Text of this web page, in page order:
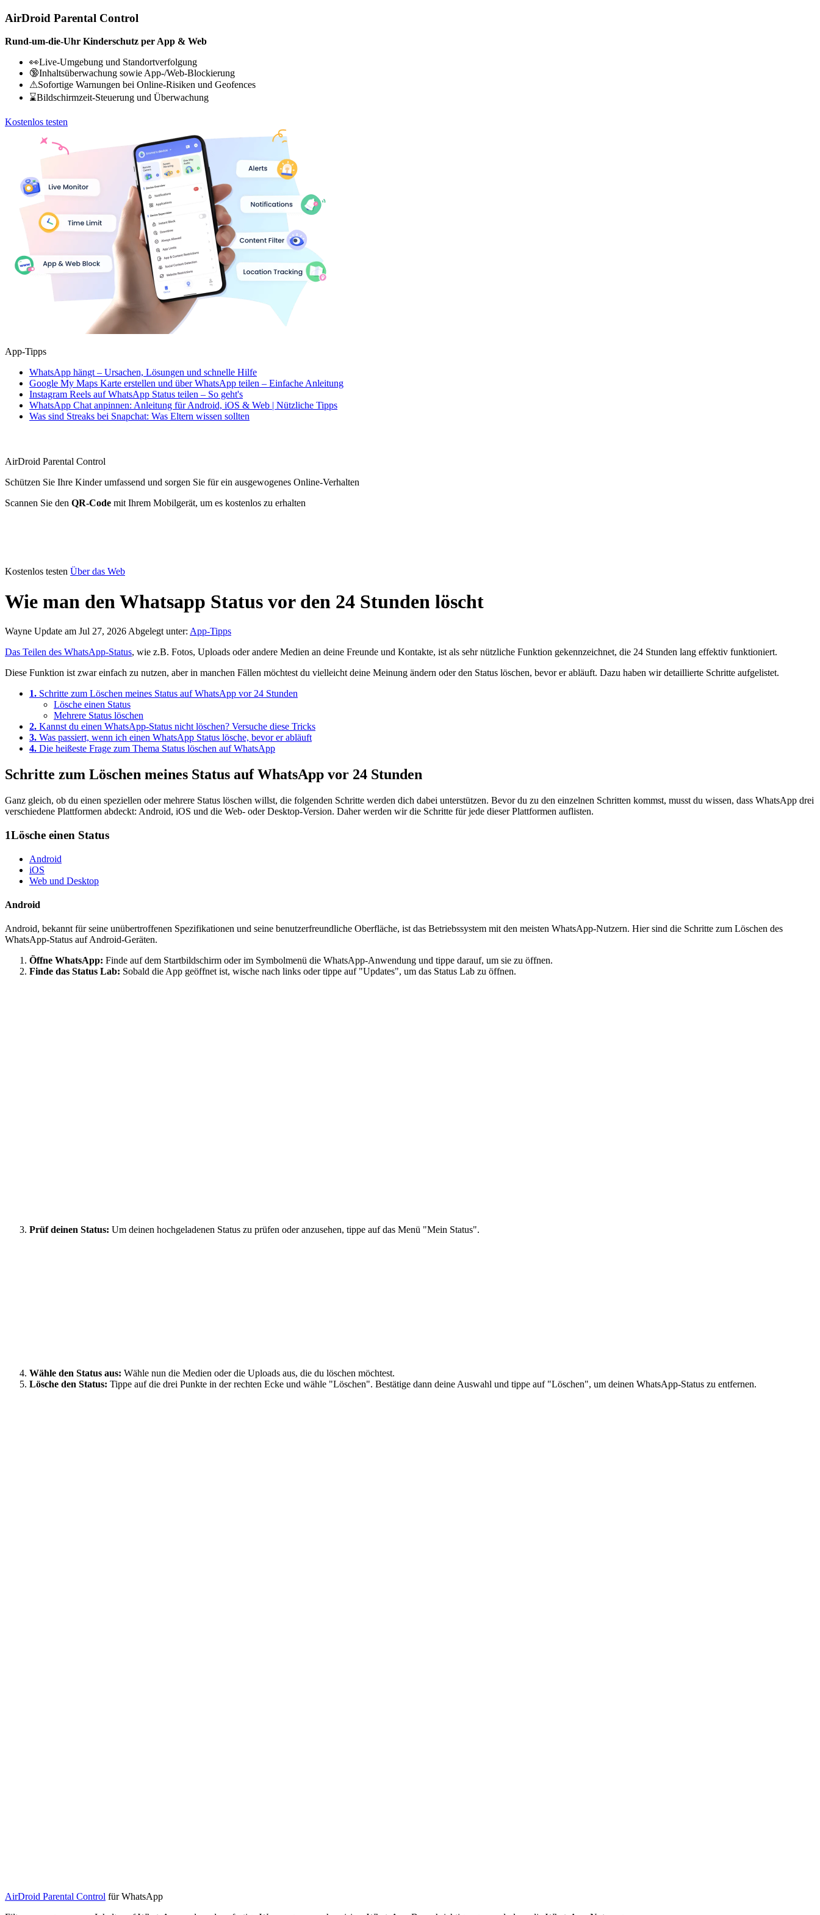
AirDroid Parental Control
Rund-um-die-Uhr Kinderschutz per App & Web
👀Live-Umgebung und Standortverfolgung
🔞Inhaltsüberwachung sowie App-/Web-Blockierung
⚠Sofortige Warnungen bei Online-Risiken und Geofences
⌛Bildschirmzeit-Steuerung und Überwachung
Kostenlos testen
App-Tipps
WhatsApp hängt – Ursachen, Lösungen und schnelle Hilfe
Google My Maps Karte erstellen und über WhatsApp teilen – Einfache Anleitung
Instagram Reels auf WhatsApp Status teilen – So geht's
WhatsApp Chat anpinnen: Anleitung für Android, iOS & Web | Nützliche Tipps
Was sind Streaks bei Snapchat: Was Eltern wissen sollten
AirDroid Parental Control
Schützen Sie Ihre Kinder umfassend und sorgen Sie für ein ausgewogenes Online-Verhalten
Scannen Sie den QR-Code mit Ihrem Mobilgerät, um es kostenlos zu erhalten
Kostenlos testen Über das Web
Wie man den Whatsapp Status vor den 24 Stunden löscht
Wayne Update am Jul 27, 2026 Abgelegt unter: App-Tipps
Das Teilen des WhatsApp-Status, wie z.B. Fotos, Uploads oder andere Medien an deine Freunde und Kontakte, ist als sehr nützliche Funktion gekennzeichnet, die 24 Stunden lang effektiv funktioniert.
Diese Funktion ist zwar einfach zu nutzen, aber in manchen Fällen möchtest du vielleicht deine Meinung ändern oder den Status löschen, bevor er abläuft. Dazu haben wir detaillierte Schritte aufgelistet.
1. Schritte zum Löschen meines Status auf WhatsApp vor 24 Stunden
Lösche einen Status
Mehrere Status löschen
2. Kannst du einen WhatsApp-Status nicht löschen? Versuche diese Tricks
3. Was passiert, wenn ich einen WhatsApp Status lösche, bevor er abläuft
4. Die heißeste Frage zum Thema Status löschen auf WhatsApp
Schritte zum Löschen meines Status auf WhatsApp vor 24 Stunden
Ganz gleich, ob du einen speziellen oder mehrere Status löschen willst, die folgenden Schritte werden dich dabei unterstützen. Bevor du zu den einzelnen Schritten kommst, musst du wissen, dass WhatsApp drei
verschiedene Plattformen abdeckt: Android, iOS und die Web- oder Desktop-Version. Daher werden wir die Schritte für jede dieser Plattformen auflisten.
1Lösche einen Status
Android
iOS
Web und Desktop
Android
Android, bekannt für seine unübertroffenen Spezifikationen und seine benutzerfreundliche Oberfläche, ist das Betriebssystem mit den meisten WhatsApp-Nutzern. Hier sind die Schritte zum Löschen des
WhatsApp-Status auf Android-Geräten.
Öffne WhatsApp: Finde auf dem Startbildschirm oder im Symbolmenü die WhatsApp-Anwendung und tippe darauf, um sie zu öffnen.
Finde das Status Lab: Sobald die App geöffnet ist, wische nach links oder tippe auf "Updates", um das Status Lab zu öffnen.
Prüf deinen Status: Um deinen hochgeladenen Status zu prüfen oder anzusehen, tippe auf das Menü "Mein Status".
Wähle den Status aus: Wähle nun die Medien oder die Uploads aus, die du löschen möchtest.
Lösche den Status: Tippe auf die drei Punkte in der rechten Ecke und wähle "Löschen". Bestätige dann deine Auswahl und tippe auf "Löschen", um deinen WhatsApp-Status zu entfernen.
AirDroid Parental Control für WhatsApp